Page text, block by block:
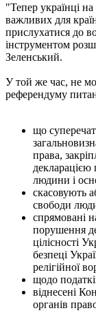
"Тепер українці
важливих для
прислухатися до
інструментом
Зеленський.
У той же час, не
референдуму
що
права,
людини і
скасовують
свободи
спрямовані
порушення
цілісності
безпеці
релігійної
щодо
віднесені
органів